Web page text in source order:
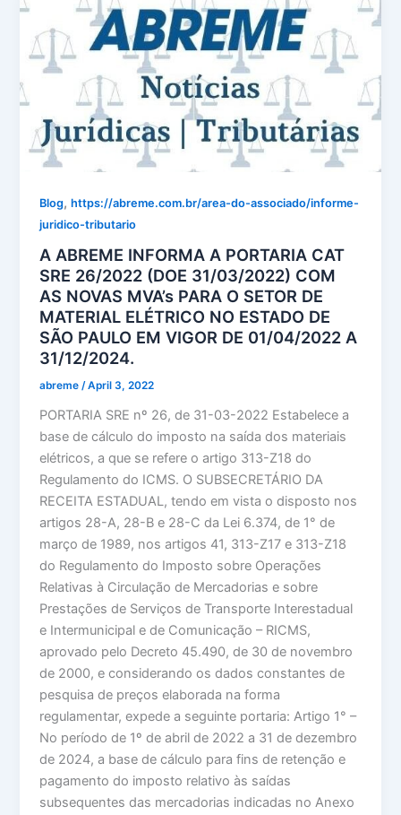
Blog,https://abreme.com.br/area-do-associado/informe-
juridico-tributario
A ABREME INFORMA A PORTARIA CAT
SRE 26/2022 (DOE 31/03/2022) COM
AS NOVAS MVA’s PARA O SETOR DE
MATERIAL ELÉTRICO NO ESTADO DE
SÃO PAULO EM VIGOR DE 01/04/2022 A
31/12/2024.
abreme/April 3, 2022
PORTARIA SRE nº 26, de 31-03-2022 Estabelece a
base de cálculo do imposto na saída dos materiais
elétricos, a que se refere o artigo 313-Z18 do
Regulamento do ICMS. O SUBSECRETÁRIO DA
RECEITA ESTADUAL, tendo em vista o disposto nos
artigos 28-A, 28-B e 28-C da Lei 6.374, de 1° de
março de 1989, nos artigos 41, 313-Z17 e 313-Z18
do Regulamento do Imposto sobre Operações
Relativas à Circulação de Mercadorias e sobre
Prestações de Serviços de Transporte Interestadual
e Intermunicipal e de Comunicação – RICMS,
aprovado pelo Decreto 45.490, de 30 de novembro
de 2000, e considerando os dados constantes de
pesquisa de preços elaborada na forma
regulamentar, expede a seguinte portaria: Artigo 1° –
No período de 1º de abril de 2022 a 31 de dezembro
de 2024, a base de cálculo para fins de retenção e
pagamento do imposto relativo às saídas
subsequentes das mercadorias indicadas no Anexo